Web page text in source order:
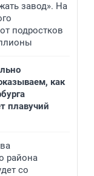
завод». На
подростков
как
плавучий
района
со